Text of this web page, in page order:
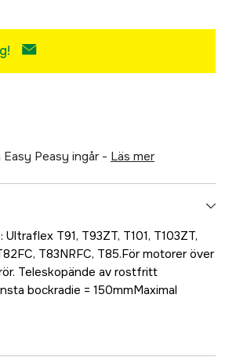
Peasy ingår - läs mer
T91, T93ZT, T101, T103ZT,
T83NRFC, T85.För motorer över
Teleskopände av rostfritt
bockradie = 150mmMaximal